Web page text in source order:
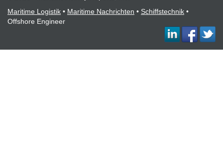
Maritime Logistik • Maritime Nachrichten • Schiffstechnik •
Offshore Engineer